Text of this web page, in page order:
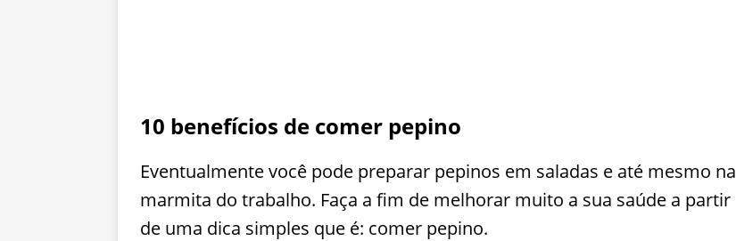
10 benefícios de comer pepino
Eventualmente você pode preparar pepinos em saladas e até mesmo na
marmita do trabalho. Faça a fim de melhorar muito a sua saúde a partir
de uma dica simples que é: comer pepino.